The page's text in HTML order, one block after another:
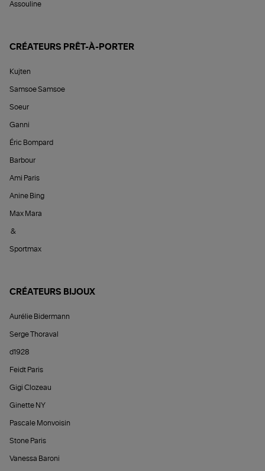
Assouline
CRÉATEURS PRÊT-À-PORTER
Kujten
Samsoe Samsoe
Soeur
Ganni
Éric Bompard
Barbour
Ami Paris
Anine Bing
Max Mara
&
Sportmax
CRÉATEURS BIJOUX
Aurélie Bidermann
Serge Thoraval
d1928
Feidt Paris
Gigi Clozeau
Ginette NY
Pascale Monvoisin
Stone Paris
Vanessa Baroni